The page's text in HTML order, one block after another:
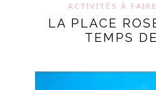
ACTIVITÉS À
LA PLACE
TEMPS